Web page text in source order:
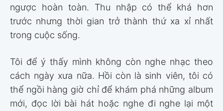
ngược hoàn toàn. Thu nhập có thể khá hơn
trước nhưng thời gian trở thành thứ xa xỉ nhất
trong cuộc sống.
Tôi để ý thấy mình không còn nghe nhạc theo
cách ngày xưa nữa. Hồi còn là sinh viên, tôi có
thể ngồi hàng giờ chỉ để khám phá những album
mới, đọc lời bài hát hoặc nghe đi nghe lại một